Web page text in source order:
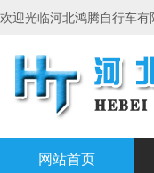
欢迎光临河北鸿腾自行车有
网站首页